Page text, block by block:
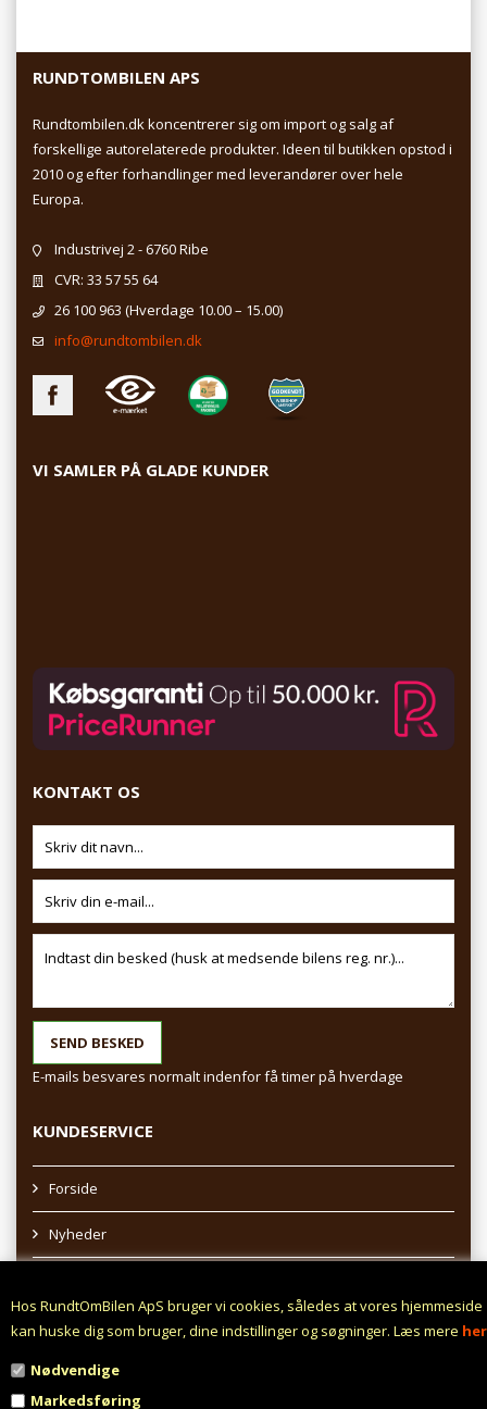
Hos RundtOmBilen ApS bruger vi cookies, således at vores hjemmeside
kan huske dig som bruger, dine indstillinger og søgninger. Læs mere her
Nødvendige
Markedsføring
RUNDTOMBILEN APS
Rundtombilen.dk koncentrerer sig om import og salg af
forskellige autorelaterede produkter. Ideen til butikken opstod i
2010 og efter forhandlinger med leverandører over hele
Europa.
Industrivej 2 - 6760 Ribe
CVR: 33 57 55 64
26 100 963 (Hverdage 10.00 – 15.00)
info@rundtombilen.dk
VI SAMLER PÅ GLADE KUNDER
KONTAKT OS
E-mails besvares normalt indenfor få timer på hverdage
KUNDESERVICE
Forside
Nyheder
Afhentning af varer
Profil